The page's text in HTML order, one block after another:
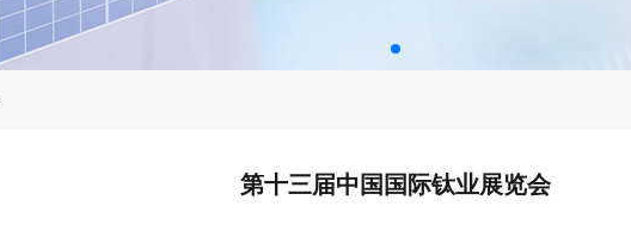
第十三届中国国际钛业展览会